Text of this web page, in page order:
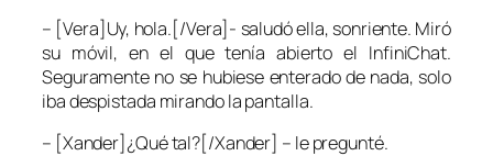
– [Vera]Uy, hola.[/Vera]- saludó ella, sonriente. Miró
su móvil, en el que tenía abierto el InfiniChat.
Seguramente no se hubiese enterado de nada, solo
iba despistada mirando la pantalla.
– [Xander]¿Qué tal?[/Xander] – le pregunté.